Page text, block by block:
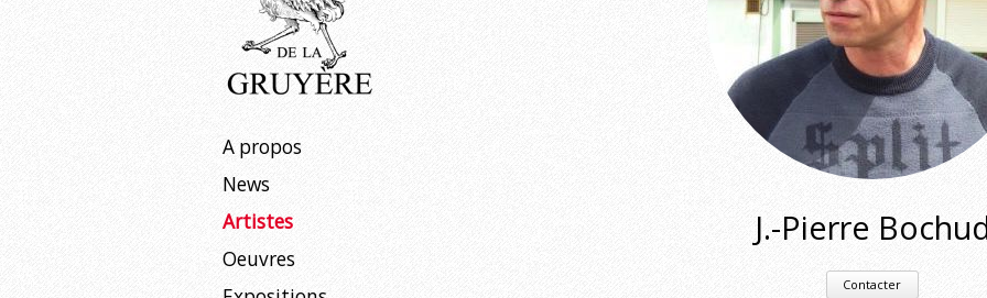
Aller
au
contenu
A propos
News
Artistes
Oeuvres
J.-Pierre
Contacter